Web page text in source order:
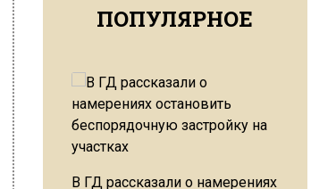
ПОПУЛЯРНОЕ
В ГД рассказали о намерениях